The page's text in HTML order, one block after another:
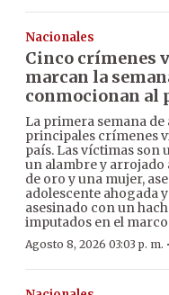
Nacionales
Cinco crímenes
marcan la
conmocionan al
La primera semana
principales crímenes
país. Las víctimas son
un alambre y arrojado
de oro y una mujer,
adolescente ahogada
asesinado con un
imputados en el
Agosto 8, 2026 03:03 p. m. ·